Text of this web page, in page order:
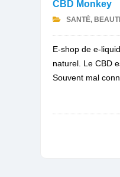
CBD Monkey
SANTÉ,
E-shop de e-
naturel. Le CBD
Souvent mal